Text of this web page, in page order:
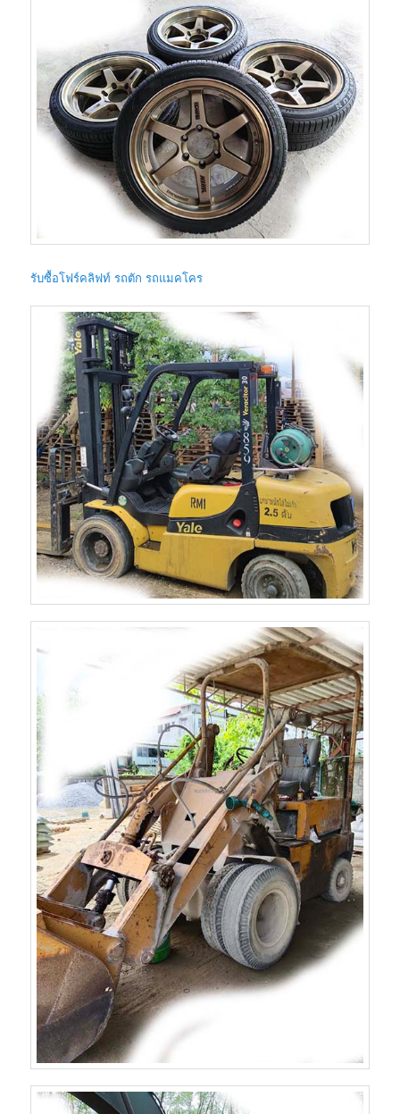
รับซื้อโฟร์คลิฟท์ รถตัก รถแมคโคร